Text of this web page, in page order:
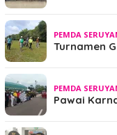
PEMDA
Turnamen
PEMDA
Pawai